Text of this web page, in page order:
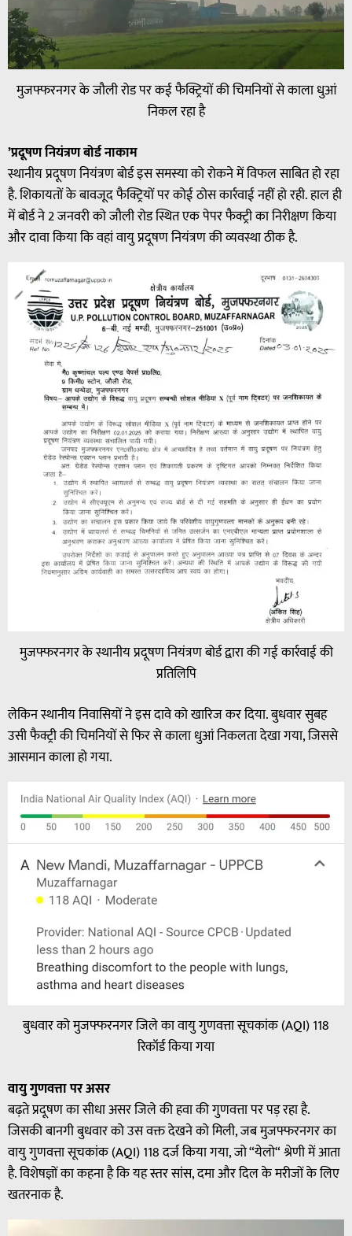
मुजफ्फरनगर के जौली रोड पर कई फैक्ट्रियों की चिमनियों से काला धुआं
निकल रहा है
’प्रदूषण नियंत्रण बोर्ड नाकाम
स्थानीय प्रदूषण नियंत्रण बोर्ड इस समस्या को रोकने में विफल साबित हो रहा
है. शिकायतों के बावजूद फैक्ट्रियों पर कोई ठोस कार्रवाई नहीं हो रही. हाल ही
में बोर्ड ने 2 जनवरी को जौली रोड स्थित एक पेपर फैक्ट्री का निरीक्षण किया
और दावा किया कि वहां वायु प्रदूषण नियंत्रण की व्यवस्था ठीक है.
मुजफ्फरनगर के स्थानीय प्रदूषण नियंत्रण बोर्ड द्वारा की गई कार्रवाई की
प्रतिलिपि
लेकिन स्थानीय निवासियों ने इस दावे को खारिज कर दिया. बुधवार सुबह
उसी फैक्ट्री की चिमनियों से फिर से काला धुआं निकलता देखा गया, जिससे
आसमान काला हो गया.
बुधवार को मुजफ्फरनगर जिले का वायु गुणवत्ता सूचकांक (AQI) 118
रिकॉर्ड किया गया
वायु गुणवत्ता पर असर
बढ़ते प्रदूषण का सीधा असर जिले की हवा की गुणवत्ता पर पड़ रहा है.
जिसकी बानगी बुधवार को उस वक्त देखने को मिली, जब मुजफ्फरनगर का
वायु गुणवत्ता सूचकांक (AQI) 118 दर्ज किया गया, जो “येलो“ श्रेणी में आता
है. विशेषज्ञों का कहना है कि यह स्तर सांस, दमा और दिल के मरीजों के लिए
खतरनाक है.